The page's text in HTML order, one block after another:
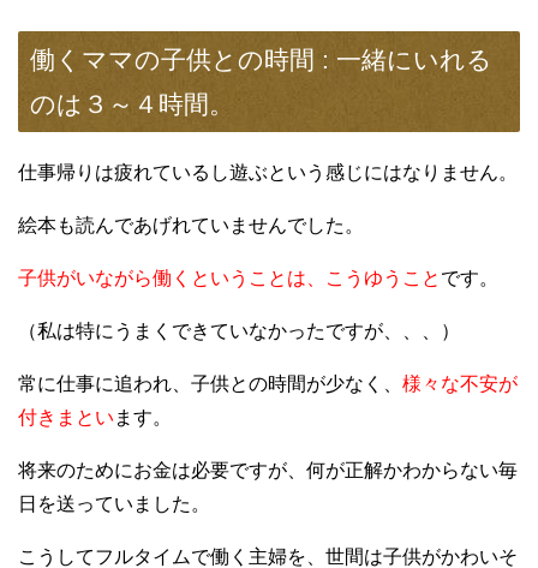
働くママの子供との時間 : 一緒にいれる
のは３～４時間。
仕事帰りは疲れているし遊ぶという感じにはなりません。
絵本も読んであげれていませんでした。
子供がいながら働くということは、こうゆうこと です。
（私は特にうまくできていなかったですが、、、）
常に仕事に追われ、子供との時間が少なく、 様々な不安が
付きまとい ます。
将来のためにお金は必要ですが、何が正解かわからない毎
日を送っていました。
こうしてフルタイムで働く主婦を、世間は子供がかわいそ